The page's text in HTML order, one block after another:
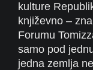
kulture
književno –
Forumu
samo pod
jedna zemlja